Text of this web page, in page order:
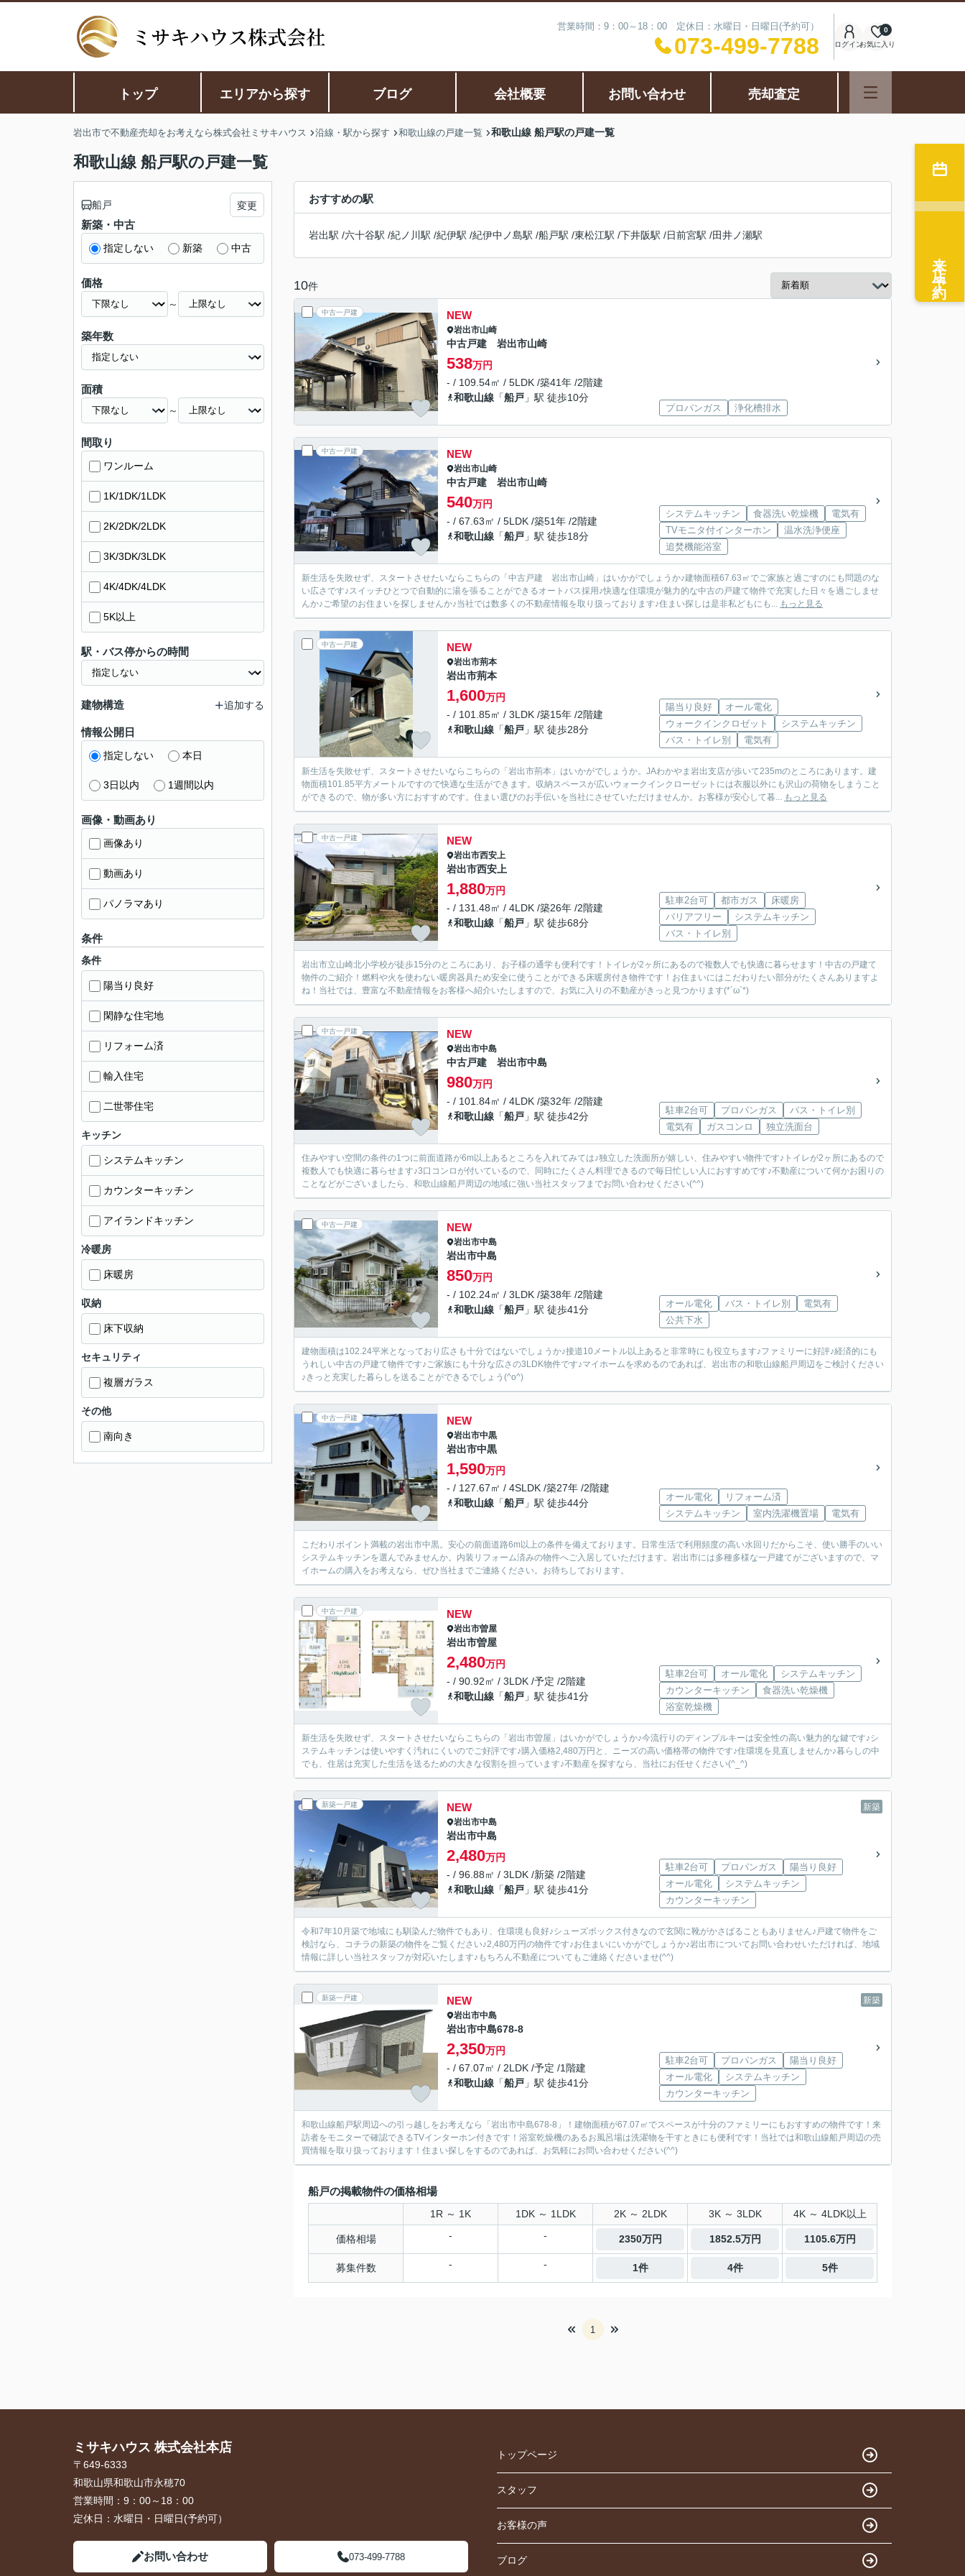
営業時間：9：00～18：00 定休日：水曜日・日曜日(予約可）
073-499-7788 ログインお気に入り
0
トップ エリアから探す ブログ 会社概要 お問い合わせ 売却査定
岩出市で不動産売却をお考えなら株式会社ミサキハウス 沿線・駅から探す 和歌山線の戸建一覧 和歌山線 船戸駅の戸建一覧
和歌山線 船戸駅の戸建一覧
おすすめの駅
岩出駅 /六十谷駅 /紀ノ川駅 /紀伊駅 /紀伊中ノ島駅 /船戸駅 /東松江駅 /下井阪駅 /日前宮駅 /田井ノ瀬駅
10件
中古一戸建 NEW
岩出市山崎
中古戸建 岩出市山崎
538万円
- / 109.54㎡ / 5LDK /築41年 /2階建
和歌山線 「船戸 」駅 徒歩10分
プロパンガス 浄化槽排水
中古一戸建 NEW
岩出市山崎
中古戸建 岩出市山崎
540万円
- / 67.63㎡ / 5LDK /築51年 /2階建
和歌山線 「船戸 」駅 徒歩18分
システムキッチン 食器洗い乾燥機
電気有
TVモニタ付インターホン
温水洗浄便座
追焚機能浴室
新生活を失敗せず、スタートさせたいならこちらの「中古戸建 岩出市山崎」はいかがでしょうか♪建物面積67.63㎡でご家族と過ごすのにも問題のな
い広さです♪スイッチひとつで自動的に湯を張ることができるオートバス採用♪快適な住環境が魅力的な中古の戸建て物件で充実した日々を過ごしませ
んか♪ご希望のお住まいを探しませんか♪当社では数多くの不動産情報を取り扱っております♪住まい探しは是非私どもにも... もっと見る
中古一戸建 NEW
岩出市荊本
岩出市荊本
1,600万円
- / 101.85㎡ / 3LDK /築15年 /2階建
和歌山線 「船戸 」駅 徒歩28分
陽当り良好
オール電化
ウォークインクロゼット
システムキッチン
バス・トイレ別
電気有
新生活を失敗せず、スタートさせたいならこちらの「岩出市荊本」はいかがでしょうか。JAわかやま岩出支店が歩いて235mのところにあります。建
物面積101.85平方メートルですので快適な生活ができます。収納スペースが広いウォークインクローゼットには衣服以外にも沢山の荷物をしまうこと
ができるので、物が多い方におすすめです。住まい選びのお手伝いを当社にさせていただけませんか。お客様が安心して暮... もっと見る
中古一戸建 NEW
岩出市西安上
岩出市西安上
1,880万円
- / 131.48㎡ / 4LDK /築26年 /2階建
和歌山線 「船戸 」駅 徒歩68分
駐車2台可 都市ガス
床暖房
バリアフリー
システムキッチン
バス・トイレ別
岩出市立山崎北小学校が徒歩15分のところにあり、お子様の通学も便利です！トイレが2ヶ所にあるので複数人でも快適に暮らせます！中古の戸建て
物件のご紹介！燃料や火を使わない暖房器具ため安全に使うことができる床暖房付き物件です！お住まいにはこだわりたい部分がたくさんありますよ
ね！当社では、豊富な不動産情報をお客様へ紹介いたしますので、お気に入りの不動産がきっと見つかります(*´ω`*)
中古一戸建 NEW
岩出市中島
中古戸建 岩出市中島
980万円
- / 101.84㎡ / 4LDK /築32年 /2階建
和歌山線 「船戸 」駅 徒歩42分
駐車2台可 プロパンガス
バス・トイレ別
電気有
ガスコンロ 独立洗面台
住みやすい空間の条件の1つに前面道路が6m以上あるところを入れてみては♪独立した洗面所が嬉しい、住みやすい物件です♪トイレが2ヶ所にあるので
複数人でも快適に暮らせます♪3口コンロが付いているので、同時にたくさん料理できるので毎日忙しい人におすすめです♪不動産について何かお困りの
ことなどがございましたら、和歌山線船戸周辺の地域に強い当社スタッフまでお問い合わせください(^^)
中古一戸建 NEW
岩出市中島
岩出市中島
850万円
- / 102.24㎡ / 3LDK /築38年 /2階建
和歌山線 「船戸 」駅 徒歩41分
オール電化 バス・トイレ別
電気有
公共下水
建物面積は102.24平米となっており広さも十分ではないでしょうか♪接道10メートル以上あると非常時にも役立ちます♪ファミリーに好評♪経済的にも
うれしい中古の戸建て物件です♪ご家族にも十分な広さの3LDK物件です♪マイホームを求めるのであれば、岩出市の和歌山線船戸周辺をご検討ください
♪きっと充実した暮らしを送ることができるでしょう(^o^)
中古一戸建 NEW
岩出市中黒
岩出市中黒
1,590万円
- / 127.67㎡ / 4SLDK /築27年 /2階建
和歌山線 「船戸 」駅 徒歩44分
オール電化
リフォーム済
システムキッチン
室内洗濯機置場 電気有
こだわりポイント満載の岩出市中黒。安心の前面道路6m以上の条件を備えております。日常生活で利用頻度の高い水回りだからこそ、使い勝手のいい
システムキッチンを選んでみませんか。内装リフォーム済みの物件へご入居していただけます。岩出市には多種多様な一戸建てがございますので、マ
イホームの購入をお考えなら、ぜひ当社までご連絡ください。お待ちしております。
中古一戸建 NEW
岩出市曽屋
岩出市曽屋
2,480万円
- / 90.92㎡ / 3LDK /予定 /2階建
和歌山線 「船戸 」駅 徒歩41分
駐車2台可 オール電化
システムキッチン
カウンターキッチン
食器洗い乾燥機
浴室乾燥機
新生活を失敗せず、スタートさせたいならこちらの「岩出市曽屋」はいかがでしょうか♪今流行りのディンプルキーは安全性の高い魅力的な鍵です♪シ
ステムキッチンは使いやすく汚れにくいのでご好評です♪購入価格2,480万円と、ニーズの高い価格帯の物件です♪住環境を見直しませんか♪暮らしの中
でも、住居は充実した生活を送るための大きな役割を担っています♪不動産を探すなら、当社にお任せください(^_^)
新築一戸建 新築
NEW
岩出市中島
岩出市中島
2,480万円
- / 96.88㎡ / 3LDK /新築 /2階建
和歌山線 「船戸 」駅 徒歩41分
駐車2台可 プロパンガス
陽当り良好
オール電化
システムキッチン
カウンターキッチン
令和7年10月築で地域にも馴染んだ物件でもあり、住環境も良好♪シューズボックス付きなので玄関に靴がかさばることもありません♪戸建て物件をご
検討なら、コチラの新築の物件をご覧ください♪2,480万円の物件です♪お住まいにいかがでしょうか♪岩出市についてお問い合わせいただければ、地域
情報に詳しい当社スタッフが対応いたします♪もちろん不動産についてもご連絡くださいませ(^^)
新築一戸建 新築
NEW
岩出市中島
岩出市中島678-8
2,350万円
- / 67.07㎡ / 2LDK /予定 /1階建
和歌山線 「船戸 」駅 徒歩41分
駐車2台可 プロパンガス
陽当り良好
オール電化
システムキッチン
カウンターキッチン
和歌山線船戸駅周辺への引っ越しをお考えなら「岩出市中島678-8」！建物面積が67.07㎡でスペースが十分のファミリーにもおすすめの物件です！来
訪者をモニターで確認できるTVインターホン付きです！浴室乾燥機のあるお風呂場は洗濯物を干すときにも便利です！当社では和歌山線船戸周辺の売
買情報を取り扱っております！住まい探しをするのであれば、お気軽にお問い合わせください(^^)
船戸の掲載物件の価格相場
1R ～ 1K 1DK ～ 1LDK 2K ～ 2LDK 3K ～ 3LDK 4K ～ 4LDK以上
価格相場 - - 2350万円 1852.5万円 1105.6万円
募集件数 - - 1件 4件 5件
1
船戸 変更
新築・中古
指定しない 新築 中古
価格
～
築年数
面積
～
間取り
ワンルーム
1K/1DK/1LDK
2K/2DK/2LDK
3K/3DK/3LDK
4K/4DK/4LDK
5K以上
駅・バス停からの時間
建物構造 追加する
情報公開日
指定しない 本日
3日以内 1週間以内
画像・動画あり
画像あり
動画あり
パノラマあり
条件
条件
陽当り良好
閑静な住宅地
リフォーム済
輸入住宅
二世帯住宅
キッチン
システムキッチン
カウンターキッチン
アイランドキッチン
冷暖房
床暖房
収納
床下収納
セキュリティ
複層ガラス
その他
南向き
来店予約
ミサキハウス 株式会社本店
〒649-6333
和歌山県和歌山市永穂70
営業時間： 9：00～18：00
定休日： 水曜日・日曜日(予約可）
お問い合わせ 073-499-7788
トップページ
スタッフ
お客様の声
ブログ